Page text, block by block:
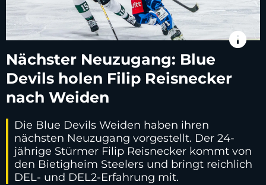
info
Nächster Neuzugang: Blue
Devils holen Filip Reisnecker
nach Weiden
Die Blue Devils Weiden haben ihren
nächsten Neuzugang vorgestellt. Der 24-
jährige Stürmer Filip Reisnecker kommt von
den Bietigheim Steelers und bringt reichlich
DEL- und DEL2-Erfahrung mit.